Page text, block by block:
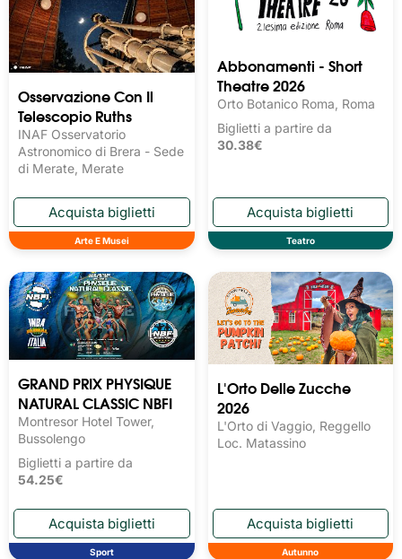
Osservazione Con Il
Telescopio Ruths
INAF Osservatorio
Astronomico di Brera - Sede
di Merate, Merate
Arte E Musei
Abbonamenti - Short
Theatre 2026
Orto Botanico Roma, Roma
Biglietti a partire da
30.38€
Teatro
GRAND PRIX PHYSIQUE
NATURAL CLASSIC NBFI
Montresor Hotel Tower,
Bussolengo
Biglietti a partire da
54.25€
Sport
L'Orto Delle Zucche
2026
L'Orto di Vaggio, Reggello
Loc. Matassino
Autunno